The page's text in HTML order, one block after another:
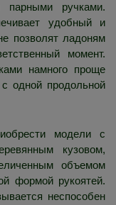
ручками.
удобный и
позволят ладоням
момент.
намного проще
с одной продольной
модели с
кузовом,
объемом
формой рукоятей.
неспособен